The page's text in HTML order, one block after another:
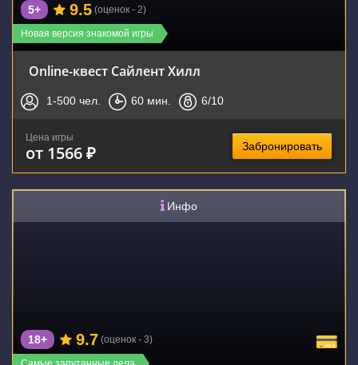
Новая версия знакомой игры
5+ 9.5 (оценок - 2)
Online-квест Сайлент Хилл
1-500 чел. 60 мин. 6/10
Цена игры
от 1566 ₽ Забронировать
Инфо
18+ 9.7 (оценок - 3)